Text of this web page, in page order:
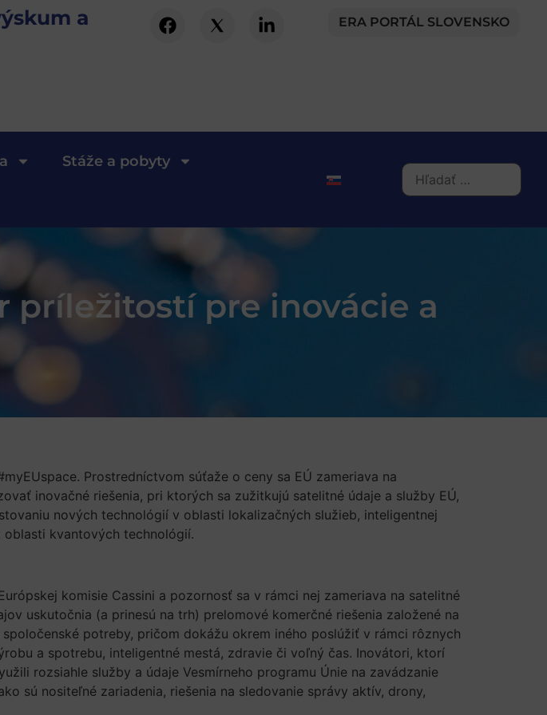
a
ERA PORTÁL SLOVENSKO
Stáže a pobyty
príležitostí pre inovácie a
Prostredníctvom súťaže o ceny sa EÚ zameriava na
inovačné riešenia, pri ktorých sa zužitkujú satelitné údaje a služby EÚ,
nových technológií v oblasti lokalizačných služieb, inteligentnej
kvantových technológií.
komisie Cassini a pozornosť sa v rámci nej zameriava na satelitné
uskutočnia (a prinesú na trh) prelomové komerčné riešenia založené na
potreby, pričom dokážu okrem iného poslúžiť v rámci rôznych
a spotrebu, inteligentné mestá, zdravie či voľný čas. Inovátori, ktorí
rozsiahle služby a údaje Vesmírneho programu Únie na zavádzanie
sú nositeľné zariadenia, riešenia na sledovanie správy aktív, drony,